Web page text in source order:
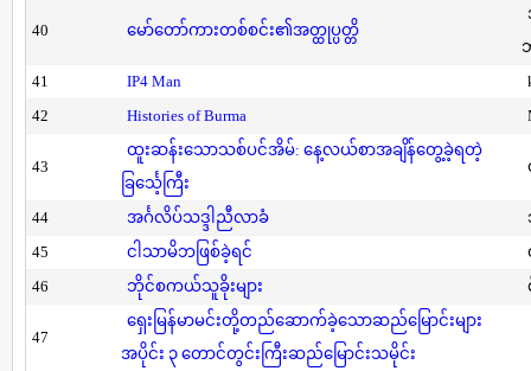
40 မော်တော်ကားတစ်စင်း၏အတ္ထုပ္ပတ္တိ
41
IP4 Man
42
Histories of Burma
43
ထူးဆန်းသောသစ်ပင်အိမ်: နေ့လယ်စာအချိန်တွေ့ခဲ့ရတဲ့
ခြင်္သေ့ကြီး
44 အင်္ဂလိပ်သဒ္ဒါညီလာခံ
45
ငါသာမိဘဖြစ်ခဲ့ရင်
46
ဘိုင်စကယ်သူခိုးများ
47
ရှေးမြန်မာမင်းတို့တည်ဆောက်ခဲ့သောဆည်မြောင်းများ
အပိုင်း ၃ တောင်တွင်းကြီးဆည်မြောင်းသမိုင်း